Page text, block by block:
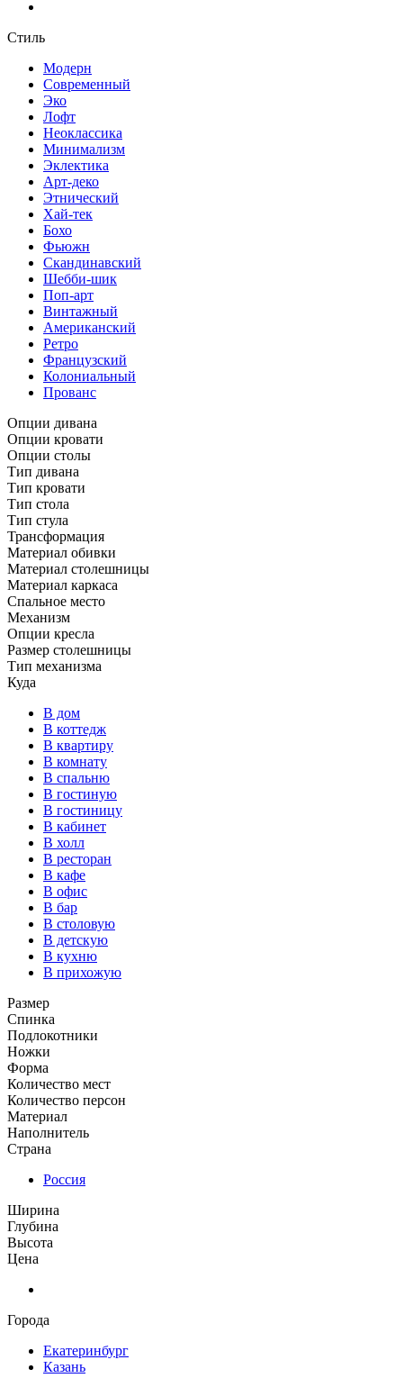
Стиль
Модерн
Современный
Эко
Лофт
Неоклассика
Минимализм
Эклектика
Арт-деко
Этнический
Хай-тек
Бохо
Фьюжн
Скандинавский
Шебби-шик
Поп-арт
Винтажный
Американский
Ретро
Французский
Колониальный
Прованс
Опции дивана
Опции кровати
Опции столы
Тип дивана
Тип кровати
Тип стола
Тип стула
Трансформация
Материал обивки
Материал столешницы
Материал каркаса
Спальное место
Механизм
Опции кресла
Размер столешницы
Тип механизма
Куда
В дом
В коттедж
В квартиру
В комнату
В спальню
В гостиную
В гостиницу
В кабинет
В холл
В ресторан
В кафе
В офис
В бар
В столовую
В детскую
В кухню
В прихожую
Размер
Спинка
Подлокотники
Ножки
Форма
Количество мест
Количество персон
Материал
Наполнитель
Страна
Россия
Ширина
Глубина
Высота
Цена
Города
Екатеринбург
Казань